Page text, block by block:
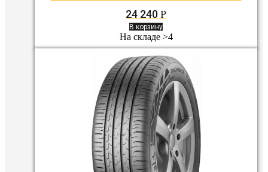
24 240 Р
В корзину
На складе >4